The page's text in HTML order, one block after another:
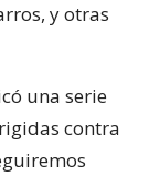
y otras
una serie
contra